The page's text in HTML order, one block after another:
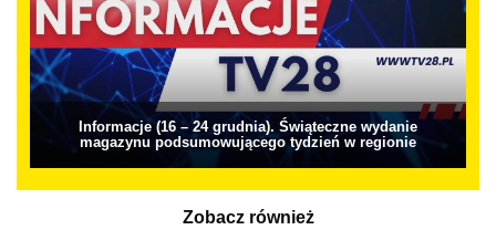
Informacje (16 – 24 grudnia). Świąteczne wydanie
magazynu podsumowującego tydzień w regionie
Zobacz również